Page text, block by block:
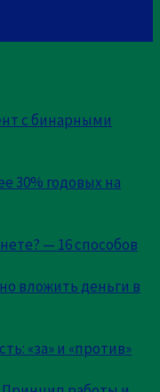
бы Вы
поводу Инсолт
собрать как можно
живут больше 1
с бинарными
30% годовых на
— 16 способов
вложить деньги в
«за» и «против»